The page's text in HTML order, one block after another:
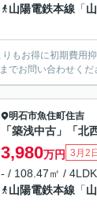
山陽電鉄本線 「
もお得に初期費用
でお問い合わせくだ
明石市魚住町住吉
「築浅中古」「北
3,980万円 3月2
- / 108.47㎡ /
山陽電鉄本線 「